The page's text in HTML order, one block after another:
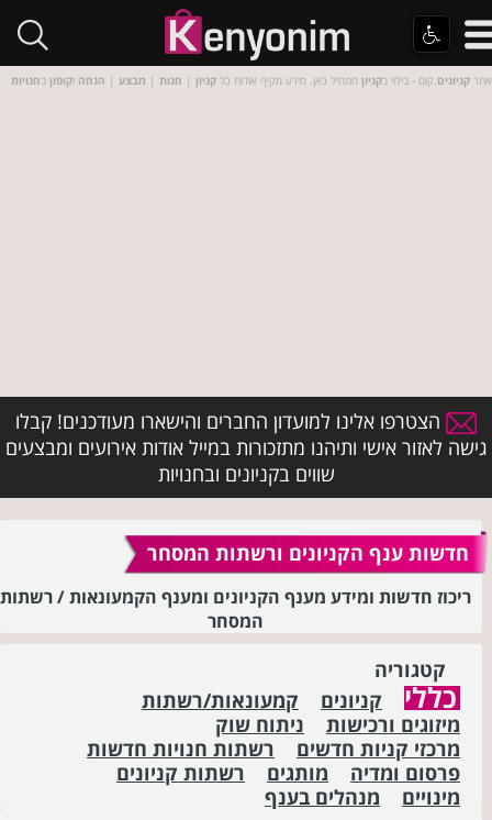
אתר קניונים.קום - בילוי בקניון מתחיל כאן. מידע מקיף אודות כל קניון | חנות | מבצע | הנחה וקופון בחנויות
הצטרפו אלינו למועדון החברים והישארו מעודכנים! קבלו
גישה לאזור אישי ותיהנו מתזכורות במייל אודות אירועים ומבצעים
שווים בקניונים ובחנויות
חדשות ענף הקניונים ורשתות המסחר
ריכוז חדשות ומידע מענף הקניונים ומענף הקמעונאות / רשתות
המסחר
קטגוריה
כללי קניונים
קמעונאות/רשתות
מיזוגים ורכישות
ניתוח שוק
מרכזי קניות חדשים
רשתות חנויות חדשות
פרסום ומדיה
מותגים
רשתות קניונים
מינויים
מנהלים בענף